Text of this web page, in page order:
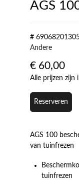
AGS
#
Andere
€ 60,00
Alle prijzen zijn
Reserveren
AGS 100
van tuinfrezen
tuinfrezen